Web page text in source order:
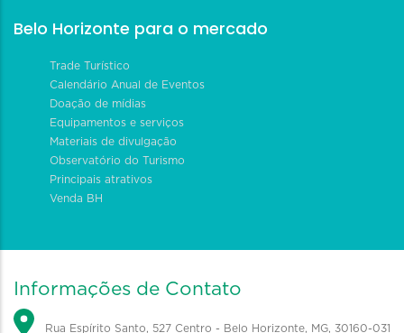
Belo Horizonte para o mercado
Trade Turístico
Calendário Anual de Eventos
Doação de mídias
Equipamentos e serviços
Materiais de divulgação
Observatório do Turismo
Principais atrativos
Venda BH
Informações de Contato
Rua Espírito Santo, 527 Centro - Belo Horizonte, MG, 30160-031